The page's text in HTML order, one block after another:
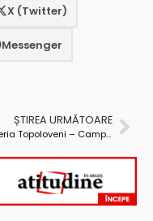
X (Twitter)
Messenger
ȘTIREA URMĂTOARE
Protoieria Topoloveni – Campionii Bucuriei Sociale